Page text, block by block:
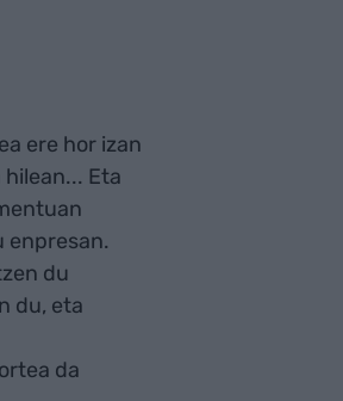
ere hor izan
Eta
enpresan.
du
du, eta
da